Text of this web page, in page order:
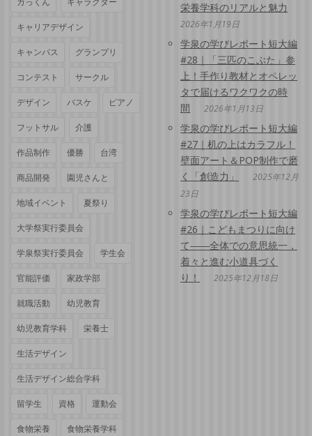
キャリアデザイン
キャンパス グランプリ
コンテスト サークル
デザイン バスケ ピアノ
フットサル 介護
作品制作 優勝 台湾
商品開発 園児さんと
地域イベント 夏祭り
大学祭実行委員会
学泉祭実行委員会 学生会
官能評価 家政学部
就職活動 幼児教育
幼児教育学科 栄養士
生活デザイン
生活デザイン総合学科
留学生 資格 運動会
食物栄養 食物栄養学科
栄養学科のリアルと魅力
2026年1月19日
学泉の学びレポート短大編
#28｜「三匹のこぶた」参
上！手作り教材とオペレッ
タで届けるワクワクの時
間
2026年1月13日
学泉の学びレポート短大編
#27｜机の上はカラフル！
壁面アート＆POP制作で磨
く「創造力」
2025年12月
23日
学泉の学びレポート短大編
#26｜こどもまつりに向け
て――全体での意思統一，
着々と進む小道具づく
り！
2025年12月18日